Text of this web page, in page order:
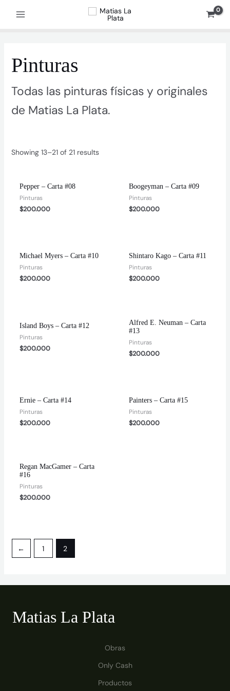
Pinturas
Todas las pinturas físicas y originales
de Matias La Plata.
Showing 13–21 of 21 results
Pepper – Carta #08
Pinturas
$200.000
Boogeyman – Carta #09
Pinturas
$200.000
Michael Myers – Carta #10
Pinturas
$200.000
Shintaro Kago – Carta #11
Pinturas
$200.000
Island Boys – Carta #12
Pinturas
$200.000
Alfred E. Neuman – Carta
#13
Pinturas
$200.000
Ernie – Carta #14
Pinturas
$200.000
Painters – Carta #15
Pinturas
$200.000
Regan MacGamer – Carta
#16
Pinturas
$200.000
← 1 2
Matias La Plata
Obras
Only Cash
Productos